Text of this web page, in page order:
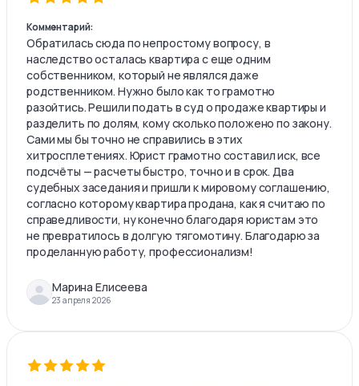
Комментарий:
Обратилась сюда по непростому вопросу, в
наследство осталась квартира с еще одним
собственником, который не являлся даже
родственником. Нужно было как то грамотно
разойтись. Решили подать в суд о продаже квартиры и
разделить по долям, кому сколько положено по закону.
Сами мы бы точно не справились в этих
хитросплетениях. Юрист грамотно составил иск, все
подсчёты — расчеты быстро, точно и в срок. Два
судебных заседания и пришли к мировому соглашению,
согласно которому квартира продана, как я считаю по
справедливости, ну конечно благодаря юристам это
не превратилось в долгую тягомотину. Благодарю за
проделанную работу, профессионализм!
Марина Елисеева
23 апреля 2026